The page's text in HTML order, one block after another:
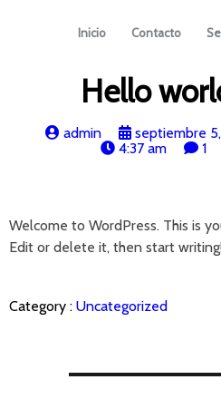
Inicio Contacto
Hello
admin
septiembre
4:37 am
1
Welcome to WordPress. This is
Edit or delete it, then start
Category : Uncategorized